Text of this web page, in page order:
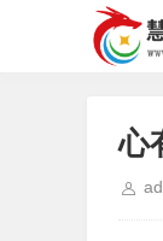
心